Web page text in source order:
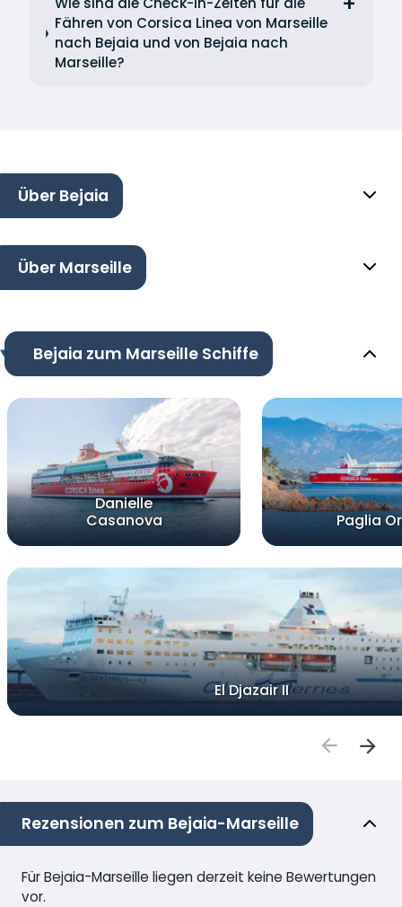
Fähren von Corsica Linea von Marseille
nach Bejaia und von Bejaia nach
Marseille?
Über Bejaia
Über Marseille
Bejaia zum Marseille Schiffe
Danielle
Casanova
Paglia
El Djazair II
Rezensionen zum Bejaia-Marseille
Für Bejaia-Marseille liegen derzeit keine Bewertungen
vor.